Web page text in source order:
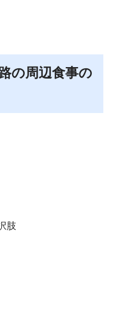
の周辺食事の
肢